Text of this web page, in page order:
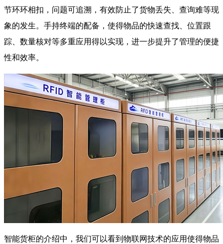
节环环相扣，问题可追溯，有效防止了货物丢失、查询难等现
象的发生。手持终端的配备，使得物品的快速查找、位置跟
踪、数量核对等多重应用得以实现，进一步提升了管理的便捷
性和效率。
智能货柜的介绍中，我们可以看到物联网技术的应用使得物品